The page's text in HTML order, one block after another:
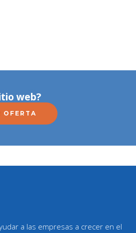
web?
OFERTA
a las empresas a crecer en el